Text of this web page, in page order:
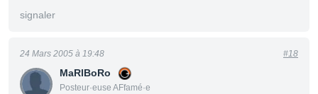
signaler
MaRlBoRo
Posteur·euse AFfamé·e
24 Mars 2005 à 19:48 #18